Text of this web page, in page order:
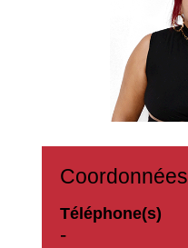
Coordonnées
Téléphone(s)
-